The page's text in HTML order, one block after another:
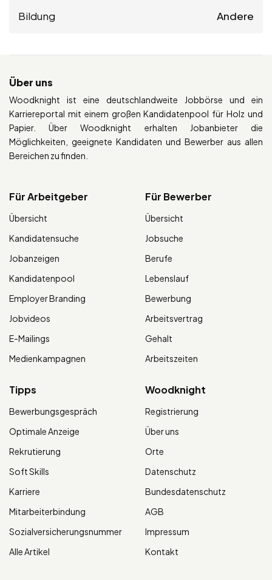
Bildung Andere
Über uns
Woodknight ist eine deutschlandweite Jobbörse und ein
Karriereportal mit einem großen Kandidatenpool für Holz und
Papier. Über Woodknight erhalten Jobanbieter die
Möglichkeiten, geeignete Kandidaten und Bewerber aus allen
Bereichen zu finden.
Für Arbeitgeber
Übersicht
Kandidatensuche
Jobanzeigen
Kandidatenpool
Employer Branding
Jobvideos
E-Mailings
Medienkampagnen
Für Bewerber
Übersicht
Jobsuche
Berufe
Lebenslauf
Bewerbung
Arbeitsvertrag
Gehalt
Arbeitszeiten
Tipps
Bewerbungsgespräch
Optimale Anzeige
Rekrutierung
Soft Skills
Karriere
Mitarbeiterbindung
Sozialversicherungsnummer
Alle Artikel
Woodknight
Registrierung
Über uns
Orte
Datenschutz
Bundesdatenschutz
AGB
Impressum
Kontakt